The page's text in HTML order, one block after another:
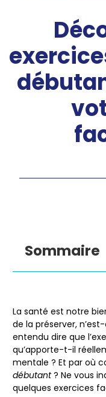
Sommaire
La santé est notre
de la préserver,
entendu dire que
qu’apporte-t-il
mentale ? Et par où
débutant? Ne vous
quelques exercices